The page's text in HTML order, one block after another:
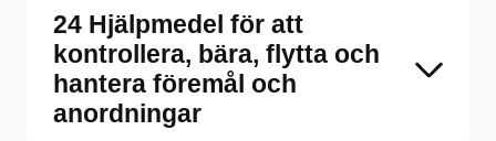
24 Hjälpmedel för att
kontrollera, bära, flytta och
hantera föremål och
anordningar